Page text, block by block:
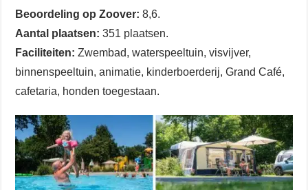
Beoordeling op Zoover: 8,6.
Aantal plaatsen:351 plaatsen.
Faciliteiten: Zwembad, waterspeeltuin, visvijver,
binnenspeeltuin, animatie, kinderboerderij, Grand Café,
cafetaria, honden toegestaan.